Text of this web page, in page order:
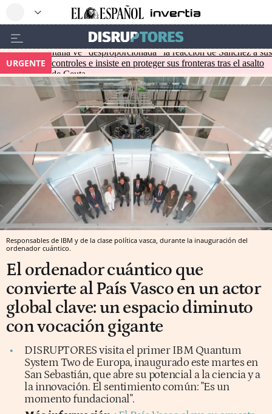
URGENTE
Italia ve "desproporcionada" la reacción de Sánchez a sus
controles e insiste en proteger sus fronteras tras el asalto
de Ceuta
Responsables de IBM y de la clase política vasca, durante la inauguración del
ordenador cuántico.
El ordenador cuántico que
convierte al País Vasco en un actor
global clave: un espacio diminuto
con vocación gigante
DISRUPTORES visita el primer IBM Quantum
System Two de Europa, inaugurado este martes en
San Sebastián, que abre su potencial a la ciencia y a
la innovación. El sentimiento común: "Es un
momento fundacional".